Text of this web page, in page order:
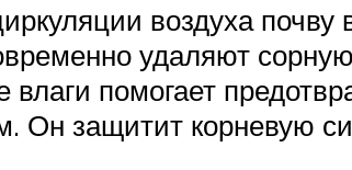
воздуха почву
удаляют
помогает
Он защитит корневую